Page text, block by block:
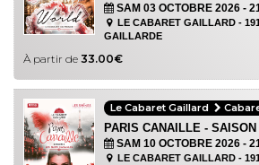
SAM 03 OCTOBRE 2026 -
LE CABARET GAILLARD -
GAILLARDE
À partir de 33.00€
Le Cabaret Gaillard
PARIS CANAILLE - SAISON
SAM 10 OCTOBRE 2026 -
LE CABARET GAILLARD -